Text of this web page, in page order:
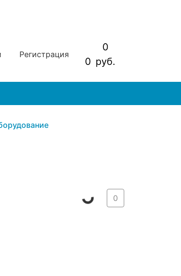
Регистрация
0
0
руб.
0